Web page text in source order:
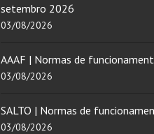
setembro 2026
03/08/2026
AAAF | Normas de
03/08/2026
SALTO | Normas de
03/08/2026